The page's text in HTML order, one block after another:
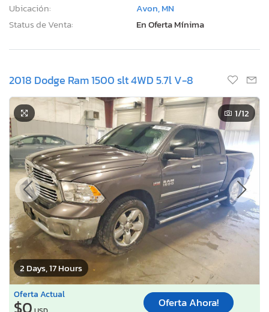
Ubicación:
Avon, MN
Status de Venta:
En Oferta Mínima
2018 Dodge Ram 1500 slt 4WD 5.7l V-8
2 Days, 17 Hours
1/12
Oferta Actual
Oferta Ahora!